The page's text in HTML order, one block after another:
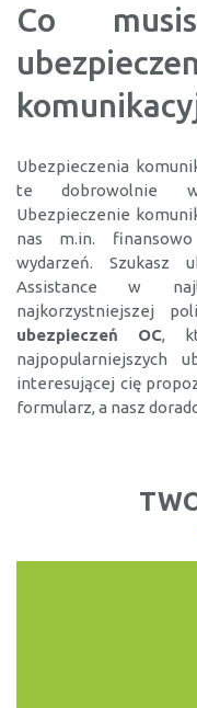
Co
Ubezpieczenia
te dobrowolnie
Ubezpieczenie
nas m.in.
wydarzeń. Szukasz
Assistance w
najkorzystniejszej
ubezpieczeń OC,
najpopularniejszych
interesującej cię
formularz, a nasz
RANKING